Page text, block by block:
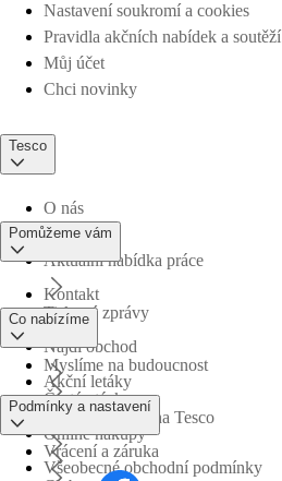
Nastavení soukromí a cookies
Pravidla akčních nabídek a soutěží
Můj účet
Chci novinky
Tesco
O nás
Aktuální nabídka práce
Tiskové zprávy
Myslíme na budoucnost
Obchodní skupina Tesco
Pomůžeme vám
Kontakt
Najdi obchod
Časté otázky
Vrácení a záruka
Co nabízíme
Akční letáky
Online nákupy
Podmínky a nastavení
Všeobecné obchodní podmínky